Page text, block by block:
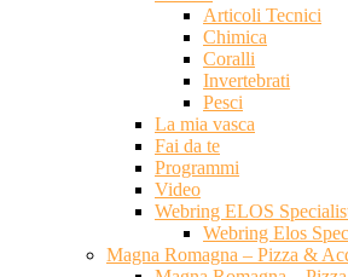
Articoli Tecnici
Chimica
Coralli
Invertebrati
Pesci
La mia vasca
Fai da te
Programmi
Video
Webring ELOS
Webring Elos
Magna Romagna – Pizza &